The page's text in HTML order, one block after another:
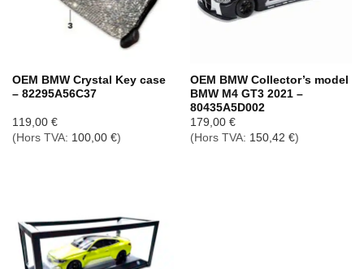
OEM BMW Crystal Key case
– 82295A56C37
119,00 €
(Hors TVA: 100,00 €)
OEM BMW Collector’s model
BMW M4 GT3 2021 –
80435A5D002
179,00 €
(Hors TVA: 150,42 €)